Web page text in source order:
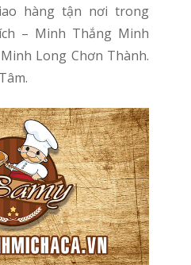
hàng tận nơi trong
– Minh Thắng Minh
Long Chơn Thành.